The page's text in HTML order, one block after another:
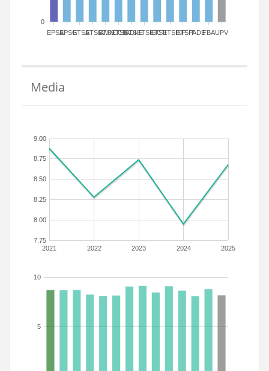
EPSAEPSGETSAETSIAMN
ETSICCP
ETSIADI
ETSIEETSIGCT
ETSIIETSINFETSITFADEFBAUPV
0
Media
2021 2022 2023 2024 2025
7.75
8.00
8.25
8.50
8.75
9.00
5
10